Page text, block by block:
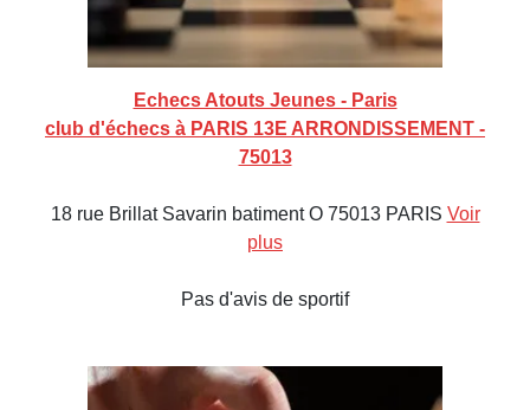
Echecs Atouts Jeunes - Paris
club d'échecs à PARIS 13E ARRONDISSEMENT -
75013
18 rue Brillat Savarin batiment O 75013 PARIS Voir
plus
Pas d'avis de sportif